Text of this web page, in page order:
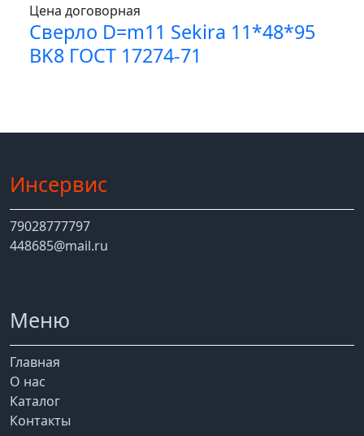
Цена договорная
Сверло D=m11 Sekira 11*48*95
BK8 ГОСТ 17274-71
Инсервис
79028777797
448685@mail.ru
Меню
Главная
О нас
Каталог
Контакты